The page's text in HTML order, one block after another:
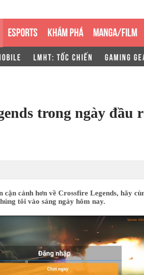
ESPORTS KHÁM PHÁ MANGA/FILM
LMHT: TỐC CHIẾN GAMING
trong ngày đầu
cận cảnh hơn về Crossfire Legends, hãy
tôi vào sáng ngày hôm nay.